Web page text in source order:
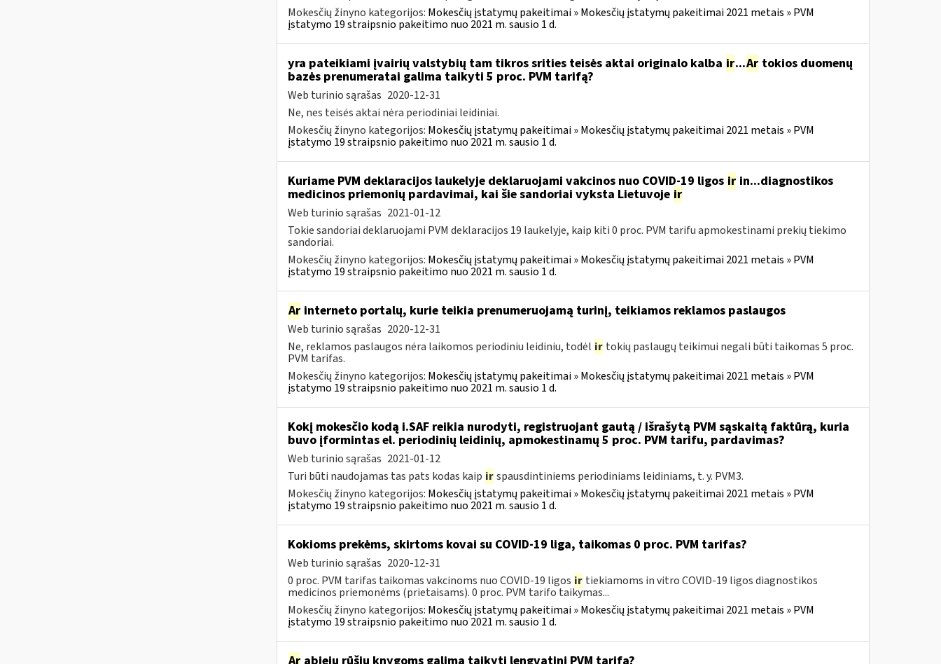
Mokesčių žinyno kategorijos: Mokesčių įstatymų pakeitimai » Mokesčių įstatymų pakeitimai 2021 metais » PVM
įstatymo 19 straipsnio pakeitimo nuo 2021 m. sausio 1 d.
yra pateikiami įvairių valstybių tam tikros srities teisės aktai originalo kalba ir...Artokios duomenų
bazės prenumeratai galima taikyti 5 proc. PVM tarifą?
Web turinio sąrašas 2020-12-31
Ne, nes teisės aktai nėra periodiniai leidiniai.
Mokesčių žinyno kategorijos: Mokesčių įstatymų pakeitimai » Mokesčių įstatymų pakeitimai 2021 metais » PVM
įstatymo 19 straipsnio pakeitimo nuo 2021 m. sausio 1 d.
Kuriame PVM deklaracijos laukelyje deklaruojami vakcinos nuo COVID-19 ligos irin...diagnostikos
medicinos priemonių pardavimai, kai šie sandoriai vyksta Lietuvoje ir
Web turinio sąrašas 2021-01-12
Tokie sandoriai deklaruojami PVM deklaracijos 19 laukelyje, kaip kiti 0 proc. PVM tarifu apmokestinami prekių tiekimo
sandoriai.
Mokesčių žinyno kategorijos: Mokesčių įstatymų pakeitimai » Mokesčių įstatymų pakeitimai 2021 metais » PVM
įstatymo 19 straipsnio pakeitimo nuo 2021 m. sausio 1 d.
Arinterneto portalų, kurie teikia prenumeruojamą turinį, teikiamos reklamos paslaugos
Web turinio sąrašas 2020-12-31
Ne, reklamos paslaugos nėra laikomos periodiniu leidiniu, todėl ir tokių paslaugų teikimui negali būti taikomas 5 proc.
PVM tarifas.
Mokesčių žinyno kategorijos: Mokesčių įstatymų pakeitimai » Mokesčių įstatymų pakeitimai 2021 metais » PVM
įstatymo 19 straipsnio pakeitimo nuo 2021 m. sausio 1 d.
Kokį mokesčio kodą i.SAF reikia nurodyti, registruojant gautą / išrašytą PVM sąskaitą faktūrą, kuria
buvo įformintas el. periodinių leidinių, apmokestinamų 5 proc. PVM tarifu, pardavimas?
Web turinio sąrašas 2021-01-12
Turi būti naudojamas tas pats kodas kaip ir spausdintiniems periodiniams leidiniams, t. y. PVM3.
Mokesčių žinyno kategorijos: Mokesčių įstatymų pakeitimai » Mokesčių įstatymų pakeitimai 2021 metais » PVM
įstatymo 19 straipsnio pakeitimo nuo 2021 m. sausio 1 d.
Kokioms prekėms, skirtoms kovai su COVID-19 liga, taikomas 0 proc. PVM tarifas?
Web turinio sąrašas 2020-12-31
0 proc. PVM tarifas taikomas vakcinoms nuo COVID-19 ligos ir tiekiamoms in vitro COVID-19 ligos diagnostikos
medicinos priemonėms (prietaisams). 0 proc. PVM tarifo taikymas...
Mokesčių žinyno kategorijos: Mokesčių įstatymų pakeitimai » Mokesčių įstatymų pakeitimai 2021 metais » PVM
įstatymo 19 straipsnio pakeitimo nuo 2021 m. sausio 1 d.